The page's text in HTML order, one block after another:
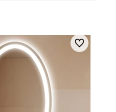
Do ulubionych